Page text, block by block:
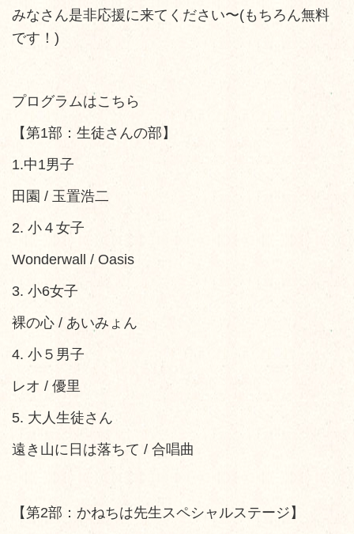
みなさん是非応援に来てください〜(もちろん無料
です！)
プログラムはこちら
​【第1部：生徒さんの部】
​1.中1男子
田園 / 玉置浩二
​2. 小４女子
Wonderwall / Oasis
​3. 小6女子
裸の心 / あいみょん
​4. 小５男子
レオ / 優里
​5. 大人生徒さん
遠き山に日は落ちて / 合唱曲
​【第2部：かねちは先生スペシャルステージ】